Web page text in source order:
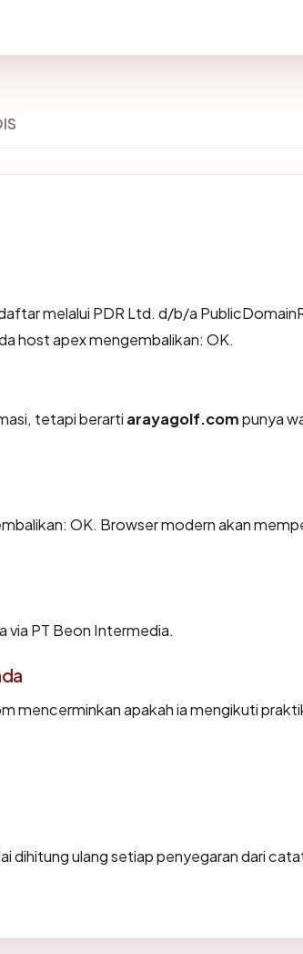
melalui PDR Ltd. d/b/a
host apex mengembalikan: OK.
tetapi berarti arayagolf.compunya
OK. Browser modern akan
via PT Beon Intermedia.
mencerminkan apakah ia mengikuti
dihitung ulang setiap penyegaran dari